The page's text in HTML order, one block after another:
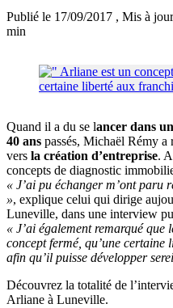
Publié le 17/09/2017 , Mis à
min
Quand il a du se lancer dans
40 ans passés, Michaël Rémy a
vers la création d’entreprise.
concepts de diagnostic
« J’ai pu échanger m’ont paru
», explique celui qui dirige
Luneville, dans une interview
« J’ai également remarqué que
concept fermé, qu’une certaine
afin qu’il puisse développer
Découvrez la totalité de
Arliane à Luneville.